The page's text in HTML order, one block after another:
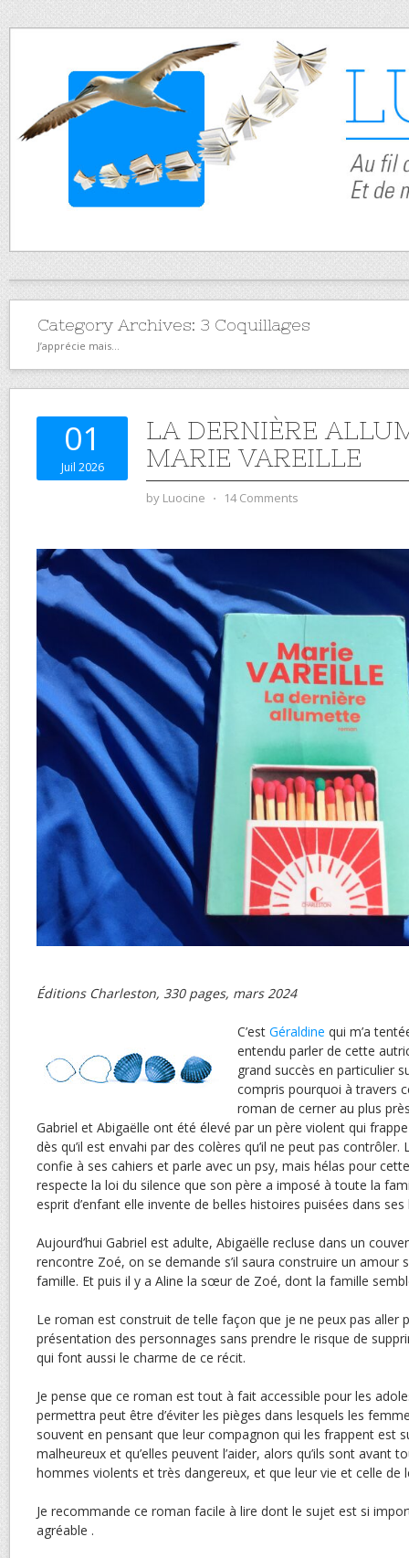
Category Archives: 3 Coquillages
J’apprécie mais…
01
Juil 2026
LA DERNIÈRE
MARIE VAREILLE
by Luocine ⋅ 14 Comments
Éditions Charleston, 330 pages, mars 2024
C’est Géraldine qui m’a
entendu parler de cette
grand succès en particulier
compris pourquoi à travers
roman de cerner au plus
Gabriel et Abigaëlle ont été élevé par un père violent qui
dès qu’il est envahi par des colères qu’il ne peut pas contrôler.
confie à ses cahiers et parle avec un psy, mais hélas pour
respecte la loi du silence que son père a imposé à toute la
esprit d’enfant elle invente de belles histoires puisées dans ses
Aujourd’hui Gabriel est adulte, Abigaëlle recluse dans un
rencontre Zoé, on se demande s’il saura construire un amour
famille. Et puis il y a Aline la sœur de Zoé, dont la famille
Le roman est construit de telle façon que je ne peux pas aller
présentation des personnages sans prendre le risque de
qui font aussi le charme de ce récit.
Je pense que ce roman est tout à fait accessible pour les
permettra peut être d’éviter les pièges dans lesquels les
souvent en pensant que leur compagnon qui les frappent est
malheureux et qu’elles peuvent l’aider, alors qu’ils sont avant
hommes violents et très dangereux, et que leur vie et celle de
Je recommande ce roman facile à lire dont le sujet est si
agréable .